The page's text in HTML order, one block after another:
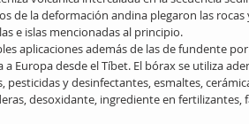
de la deformación andina plegaron las
e islas mencionadas al principio.
aplicaciones además de las de fundente
a Europa desde el Tíbet. El bórax se utiliza
pesticidas y desinfectantes, esmaltes,
desoxidante, ingrediente en fertilizantes,